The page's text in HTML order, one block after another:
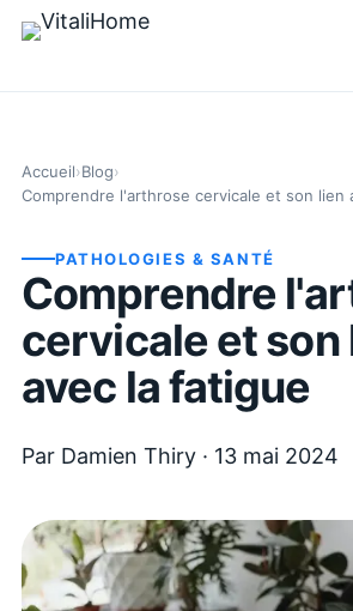
Accueil›Blog›
Comprendre l'arthrose cervicale et son lien
PATHOLOGIES & SANTÉ
Comprendre
cervicale et son
avec la fatigue
Par Damien Thiry · 13 mai 2024